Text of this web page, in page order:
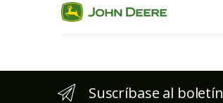
Suscríbase al boletín